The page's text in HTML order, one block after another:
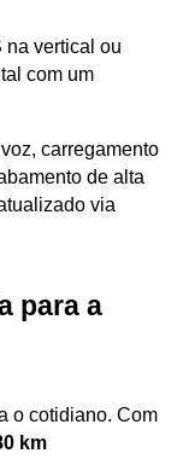
na vertical ou
com um
carregamento
de alta
via
para a
o cotidiano. Com
km